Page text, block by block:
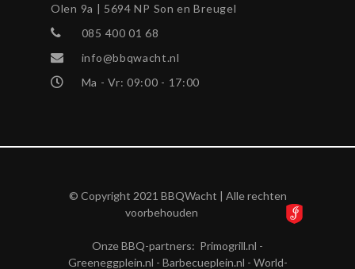
Olen 9a | 5694 NP Son en Breugel
085 400 01 68
info@bbqwacht.nl
Ma - Vr: 09:00 - 17:00
© Copyright 2021 BBQWacht | Alle rechten
voorbehouden
Onze BBQ-partners: Primogrill.nl -
Greeneggplein.nl - Barbecueplein.nl - World-